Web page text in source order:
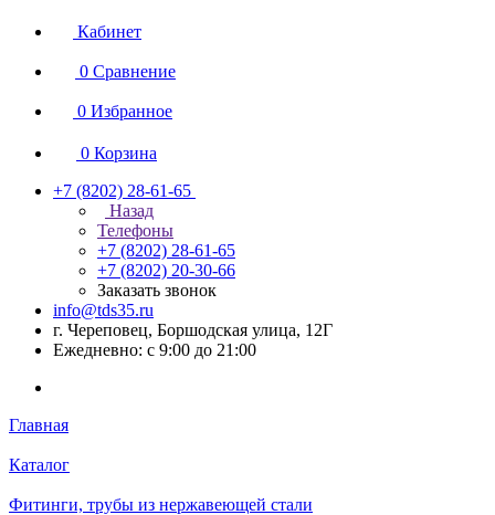
Кабинет
0 Сравнение
0 Избранное
0 Корзина
+7 (8202) 28‑61-65
Назад
Телефоны
+7 (8202) 28‑61-65
+7 (8202) 20‑30-66
Заказать звонок
info@tds35.ru
г. Череповец, Боршодская улица, 12Г
Ежедневно: с 9:00 до 21:00
Главная
Каталог
Фитинги, трубы из нержавеющей стали